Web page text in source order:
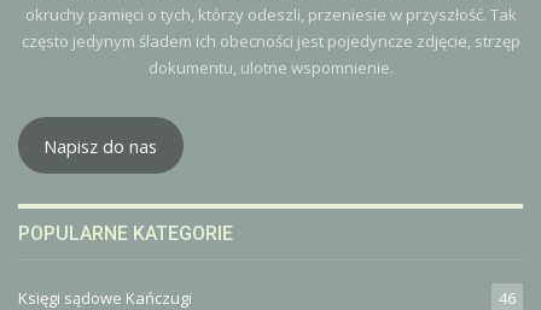
okruchy pamięci o tych, którzy odeszli, przeniesie w przyszłość. Tak
często jedynym śladem ich obecności jest pojedyncze zdjęcie, strzęp
dokumentu, ulotne wspomnienie.
Napisz do nas
POPULARNE KATEGORIE
Księgi sądowe Kańczugi 46